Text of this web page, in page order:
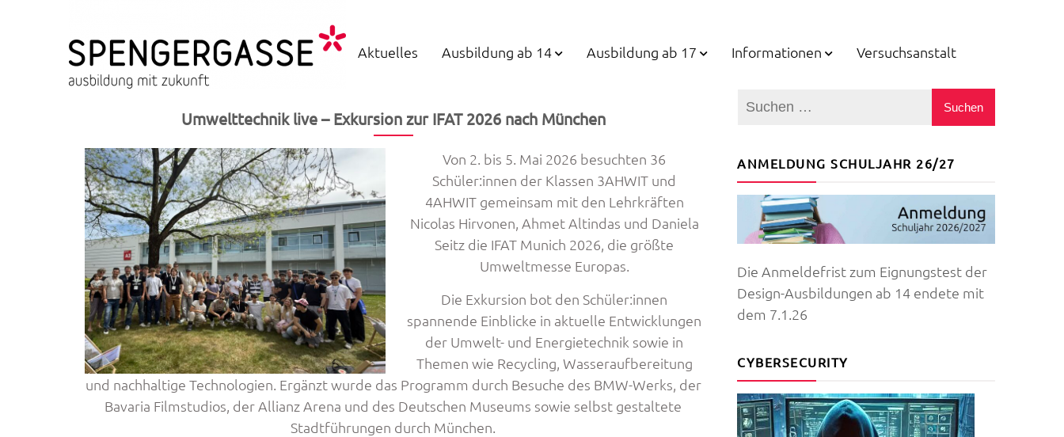
HTL Spengergasse
Aktuelles Ausbildung ab 14 Ausbildung ab 17 Informationen Versuchsanstalt
Umwelttechnik live – Exkursion zur IFAT 2026 nach München
Von 2. bis 5. Mai 2026 besuchten 36
Schüler:innen der Klassen 3AHWIT und
4AHWIT gemeinsam mit den Lehrkräften
Nicolas Hirvonen, Ahmet Altindas und Daniela
Seitz die IFAT Munich 2026, die größte
Umweltmesse Europas.
Die Exkursion bot den Schüler:innen
spannende Einblicke in aktuelle Entwicklungen
der Umwelt- und Energietechnik sowie in
Themen wie Recycling, Wasseraufbereitung
und nachhaltige Technologien. Ergänzt wurde das Programm durch Besuche des BMW-Werks, der
Bavaria Filmstudios, der Allianz Arena und des Deutschen Museums sowie selbst gestaltete
Stadtführungen durch München.
ANMELDUNG SCHULJAHR 26/27
Die Anmeldefrist zum Eignungstest der
Design-Ausbildungen ab 14 endete mit
dem 7.1.26
CYBERSECURITY